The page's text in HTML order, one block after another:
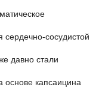
сердечно-сосудистой
давно стали
основе капсаицина